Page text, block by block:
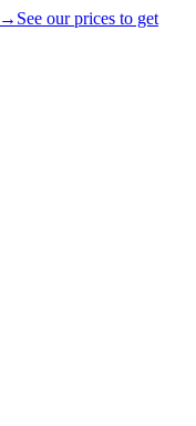
→ See our prices to get